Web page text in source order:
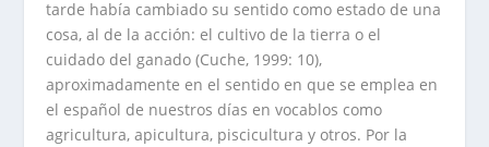
tarde había cambiado su sentido como estado de una
cosa, al de la acción: el cultivo de la tierra o el
cuidado del ganado (Cuche, 1999: 10),
aproximadamente en el sentido en que se emplea en
el español de nuestros días en vocablos como
agricultura, apicultura, piscicultura y otros. Por la